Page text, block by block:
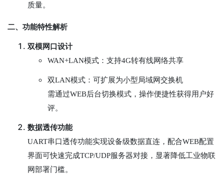
质量。
二、功能特性解析
双模网口设计
WAN+LAN模式：支持4G转有线网络共享
双LAN模式：可扩展为小型局域网交换机
需通过WEB后台切换模式，操作便捷性获得用户好
评。
数据透传功能
UART串口透传功能实现设备级数据直连，配合WEB配置
界面可快速完成TCP/UDP服务器对接，显著降低工业物联
网部署门槛。